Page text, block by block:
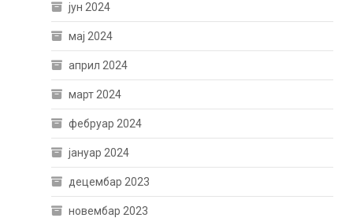
јун 2024
мај 2024
април 2024
март 2024
фебруар 2024
јануар 2024
децембар 2023
новембар 2023